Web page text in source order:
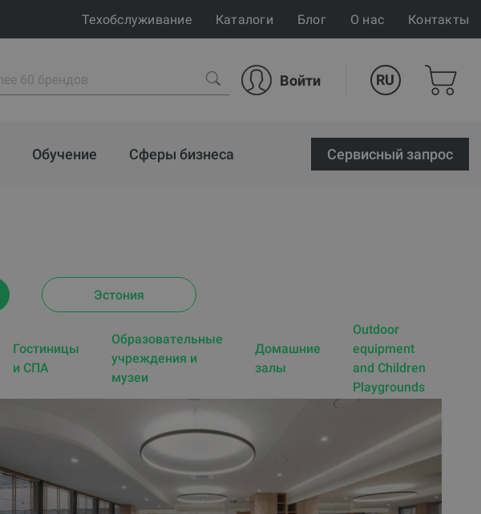
Техобслуживание Каталоги Блог О нас Контакты
Войти RU
Обучение Сферы бизнеса Cервисный запрос
Эстония
Гостиницы
и СПА
Oбразовательные
учреждения и
музеи
Домашние
залы
Outdoor
equipment
and Children
Playgrounds